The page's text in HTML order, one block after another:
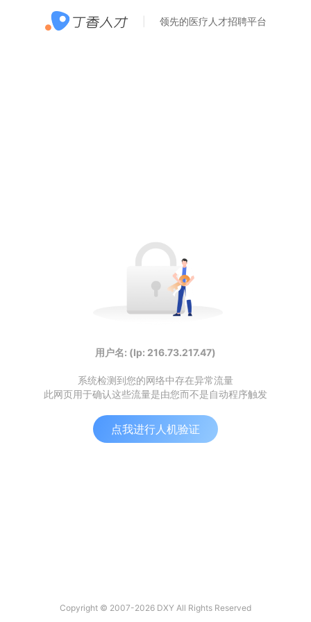
领先的医疗人才招聘平台
用户名: (Ip: 216.73.217.47)
系统检测到您的网络中存在异常流量
此网页用于确认这些流量是由您而不是自动程序触发
点我进行人机验证
Copyright © 2007-2026 DXY All Rights Reserved